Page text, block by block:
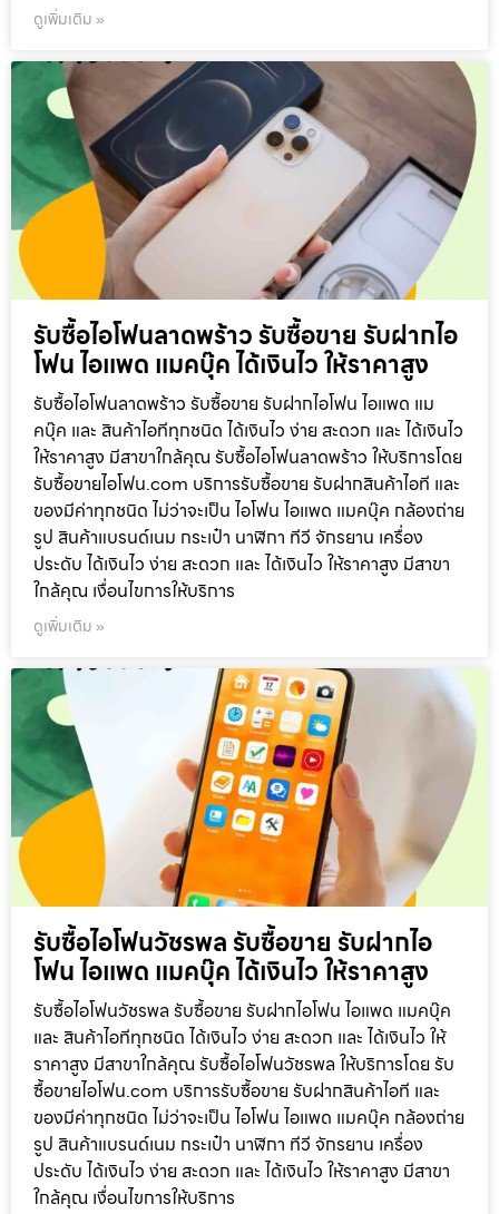
ดูเพิ่มเติม »
รับซื้อไอโฟนลาดพร้าว รับซื้อขาย รับฝากไอ
โฟน ไอแพด แมคบุ๊ค ได้เงินไว ให้ราคาสูง
รับซื้อไอโฟนลาดพร้าว รับซื้อขาย รับฝากไอโฟน ไอแพด แม
คบุ๊ค และ สินค้าไอทีทุกชนิด ได้เงินไว ง่าย สะดวก และ ได้เงินไว
ให้ราคาสูง มีสาขาใกล้คุณ รับซื้อไอโฟนลาดพร้าว ให้บริการโดย
รับซื้อขายไอโฟน.com บริการรับซื้อขาย รับฝากสินค้าไอที และ
ของมีค่าทุกชนิด ไม่ว่าจะเป็น ไอโฟน ไอแพด แมคบุ๊ค กล้องถ่าย
รูป สินค้าแบรนด์เนม กระเป๋า นาฬิกา ทีวี จักรยาน เครื่อง
ประดับ ได้เงินไว ง่าย สะดวก และ ได้เงินไว ให้ราคาสูง มีสาขา
ใกล้คุณ เงื่อนไขการให้บริการ
ดูเพิ่มเติม »
รับซื้อไอโฟนวัชรพล รับซื้อขาย รับฝากไอ
โฟน ไอแพด แมคบุ๊ค ได้เงินไว ให้ราคาสูง
รับซื้อไอโฟนวัชรพล รับซื้อขาย รับฝากไอโฟน ไอแพด แมคบุ๊ค
และ สินค้าไอทีทุกชนิด ได้เงินไว ง่าย สะดวก และ ได้เงินไว ให้
ราคาสูง มีสาขาใกล้คุณ รับซื้อไอโฟนวัชรพล ให้บริการโดย รับ
ซื้อขายไอโฟน.com บริการรับซื้อขาย รับฝากสินค้าไอที และ
ของมีค่าทุกชนิด ไม่ว่าจะเป็น ไอโฟน ไอแพด แมคบุ๊ค กล้องถ่าย
รูป สินค้าแบรนด์เนม กระเป๋า นาฬิกา ทีวี จักรยาน เครื่อง
ประดับ ได้เงินไว ง่าย สะดวก และ ได้เงินไว ให้ราคาสูง มีสาขา
ใกล้คุณ เงื่อนไขการให้บริการ